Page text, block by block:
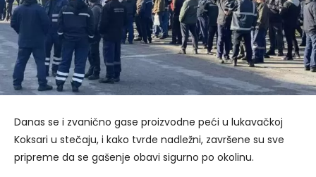
Danas se i zvanično gase proizvodne peći u lukavačkoj
Koksari u stečaju, i kako tvrde nadležni, završene su sve
pripreme da se gašenje obavi sigurno po okolinu.